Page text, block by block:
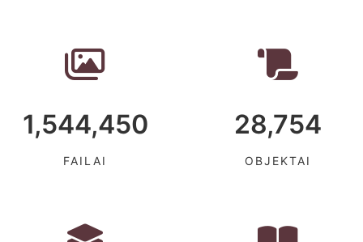
1,544,450
FAILAI
28,754
OBJEKTAI